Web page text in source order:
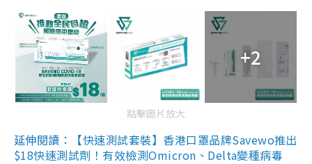
+2
點擊圖片放大
延伸閱讀：【快速測試套裝】香港口罩品牌Savewo推出
$18快速測試劑！有效檢測Omicron、Delta變種病毒